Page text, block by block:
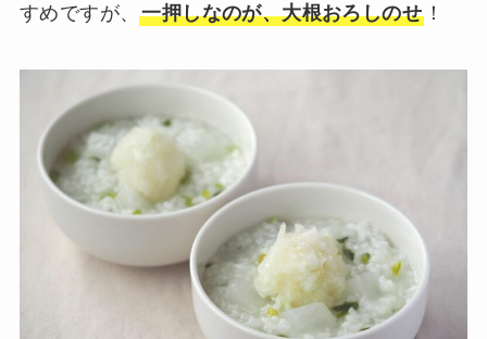
すめですが、一押しなのが、大根おろしのせ！